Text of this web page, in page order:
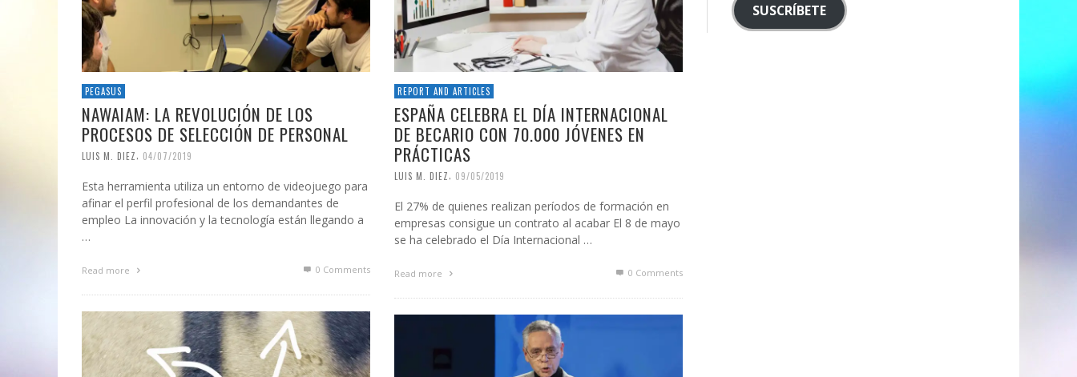
PEGASUS
NAWAIAM: LA REVOLUCIÓN DE LOS
PROCESOS DE SELECCIÓN DE PERSONAL
LUIS M. DIEZ 04/07/2019
Esta herramienta utiliza un entorno de videojuego para
afinar el perfil profesional de los demandantes de
empleo La innovación y la tecnología están llegando a
…
Read more 0 Comments
REPORT AND ARTICLES
ESPAÑA CELEBRA EL DÍA INTERNACIONAL
DE BECARIO CON 70.000 JÓVENES EN
PRÁCTICAS
LUIS M. DIEZ 09/05/2019
El 27% de quienes realizan períodos de formación en
empresas consigue un contrato al acabar El 8 de mayo
se ha celebrado el Día Internacional …
Read more 0 Comments
SUSCRÍBETE